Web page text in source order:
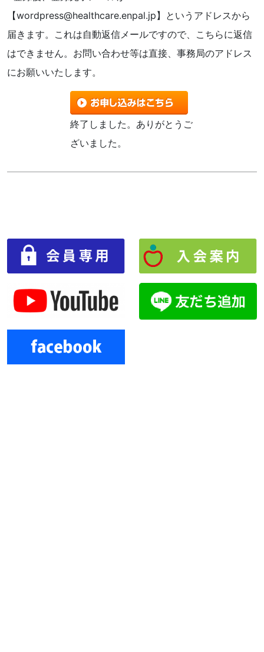
【wordpress@healthcare.enpal.jp】というアドレスから
届きます。これは自動返信メールですので、こちらに返信
はできません。お問い合わせ等は直接、 事務局のアドレス
にお願いいたします。
終了しました。ありがとうご
ざいました。